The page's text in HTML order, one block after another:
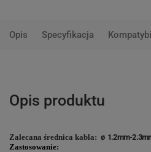
Opis Specyfikacja
Opis produktu
Zalecana średnica kabla: ø 1.2mm-
Zastosowanie: